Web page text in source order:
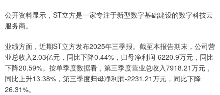
公开资料显示，ST立方是一家专注于新型数字基础建设的数字科技云
服务商。
业绩方面，近期ST立方发布2025年三季报。截至本报告期末，公司营
业总收入2.03亿元，同比下降0.44%，归母净利润-6220.9万元，同比
下降20.59%。按单季度数据看，第三季度营业总收入7918.21万元，
同比上升13.38%，第三季度归母净利润-2231.21万元，同比下降
26.31%。